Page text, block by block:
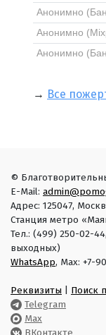
Анонимно
Анонимно
Анонимно
→ Все
©
E-Mail:
Адрес: 125047,
Станция метро
Тел.: (499) 250-02-
выходных)
WhatsApp, Max: +7-
Реквизиты
Поиск
Telegram
Max
ВКонтакте